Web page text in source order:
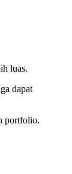
luas.
dapat
portfolio.